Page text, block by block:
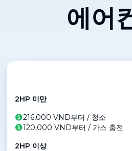
에어
2HP 미만
216,000 VND부터 / 청소
120,000 VND부터 / 가스 충전
2HP 이상